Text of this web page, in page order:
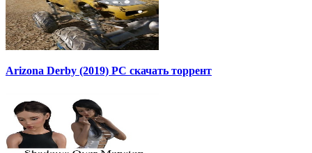
Arizona Derby (2019) PC скачать торрент